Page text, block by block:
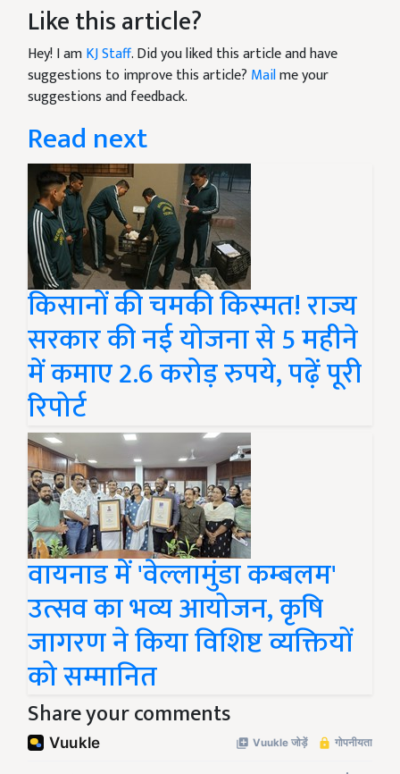
Like this article?
Hey! I amKJ Staff. Did you liked this article and have
suggestions to improve this article? Mailme your
suggestions and feedback.
Read next
किसानों की चमकी किस्मत! राज्य
सरकार की नई योजना से 5 महीने
में कमाए 2.6 करोड़ रुपये, पढ़ें पूरी
रिपोर्ट
वायनाड में 'वेल्लामुंडा कम्बलम'
उत्सव का भव्य आयोजन, कृषि
जागरण ने किया विशिष्ट व्यक्तियों
को सम्मानित
Share your comments